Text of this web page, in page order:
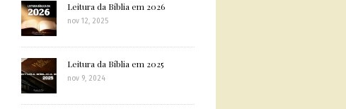
Leitura da Bíblia em 2026
nov 12, 2025
Leitura da Bíblia em 2025
nov 9, 2024